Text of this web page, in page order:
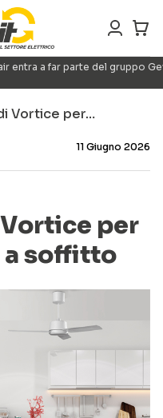
entra a far parte del gruppo
Vortice per…
11 Giugno 2026
per
a soffitto